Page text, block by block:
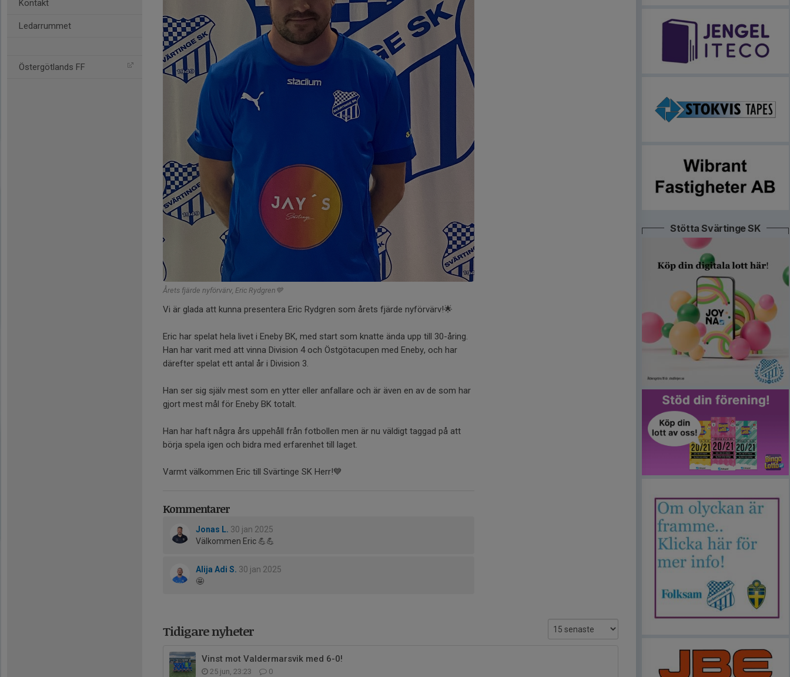
Kontakt
Ledarrummet
Östergötlands FF
Årets fjärde nyförvärv, Eric Rydgren💙
Vi är glada att kunna presentera Eric Rydgren som årets fjärde nyförvärv!🌟
Eric har spelat hela livet i Eneby BK, med start som knatte ända upp till 30-åring.
Han har varit med att vinna Division 4 och Östgötacupen med Eneby, och har
därefter spelat ett antal år i Division 3.
Han ser sig själv mest som en ytter eller anfallare och är även en av de som har
gjort mest mål för Eneby BK totalt.
Han har haft några års uppehåll från fotbollen men är nu väldigt taggad på att
börja spela igen och bidra med erfarenhet till laget.
Varmt välkommen Eric till Svärtinge SK Herr!💙
Kommentarer
Jonas L. 30 jan 2025
Välkommen Eric 💪💪
Alija Adi S. 30 jan 2025
🤩
Tidigare nyheter
Vinst mot Valdermarsvik med 6-0!
25 jun, 23:23 0
Stötta Svärtinge SK